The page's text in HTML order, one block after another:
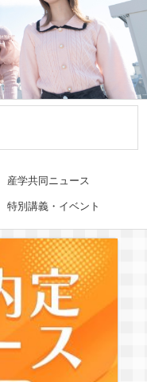
CG学科
キャラクターデザイン学科
学科選択の解除
産学共同ニュース
特別講義・イベント